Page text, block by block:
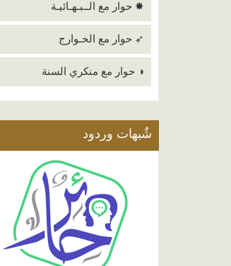
✸ حوار مع الــبـهـائيـة
➶ حوار مع الخـوارج
◑ حوار مع منكري السنة
شٌبهات وردود